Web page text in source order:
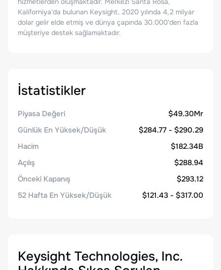
Kaliforniya'da bulunan Keysight, 2020 yılında 4,2 milyar
dolar gelir elde etmiş ve dünya çapında 30.000'den fazla
müşteriye destek sağlamaktadır.
İstatistikler
Piyasa Değeri
$49.30Mr
Günlük En Yüksek/Düşük
$284.77 - $290.29
Hacim
$182.34B
Açılış
$288.94
Önceki Kapanış
$293.12
52 Hafta En Yüksek/Düşük
$121.43 - $317.00
Keysight Technologies, Inc.